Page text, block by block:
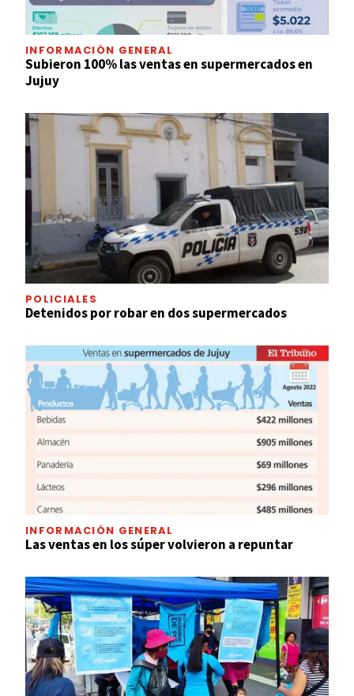
INFORMACIÓN GENERAL
Subieron 100% las ventas en supermercados en
Jujuy
POLICIALES
Detenidos por robar en dos supermercados
INFORMACIÓN GENERAL
Las ventas en los súper volvieron a repuntar